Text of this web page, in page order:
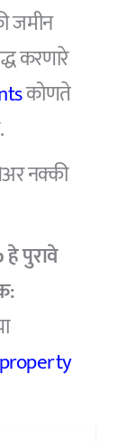
जमीन
करणारे
कोणते
नक्की
पुरावे
property